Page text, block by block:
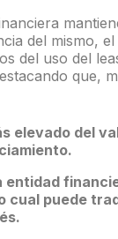
del mismo,
del uso del
que,
elevado del
entidad
puede